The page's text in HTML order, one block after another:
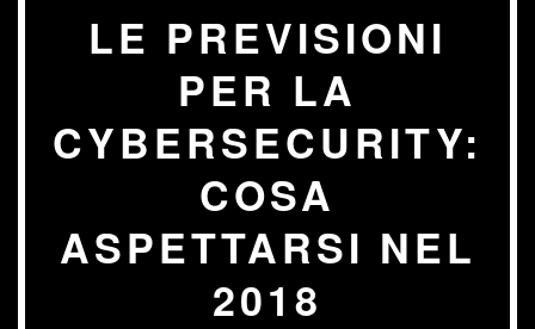
LE PREVISIONI
PER LA
CYBERSECURITY:
COSA
ASPETTARSI NEL
2018